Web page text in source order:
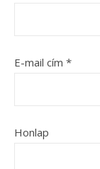
E-mail cím *
Honlap